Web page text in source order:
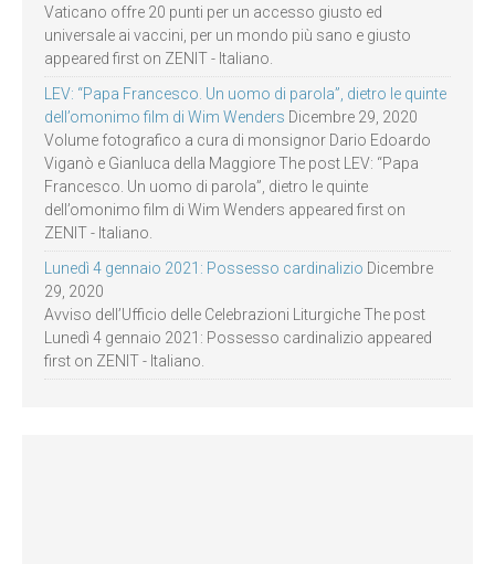
Vaticano offre 20 punti per un accesso giusto ed
universale ai vaccini, per un mondo più sano e giusto
appeared first on ZENIT - Italiano.
LEV: “Papa Francesco. Un uomo di parola”, dietro le quinte
dell’omonimo film di Wim Wenders Dicembre 29, 2020
Volume fotografico a cura di monsignor Dario Edoardo
Viganò e Gianluca della Maggiore The post LEV: “Papa
Francesco. Un uomo di parola”, dietro le quinte
dell’omonimo film di Wim Wenders appeared first on
ZENIT - Italiano.
Lunedì 4 gennaio 2021: Possesso cardinalizio Dicembre
29, 2020
Avviso dell’Ufficio delle Celebrazioni Liturgiche The post
Lunedì 4 gennaio 2021: Possesso cardinalizio appeared
first on ZENIT - Italiano.